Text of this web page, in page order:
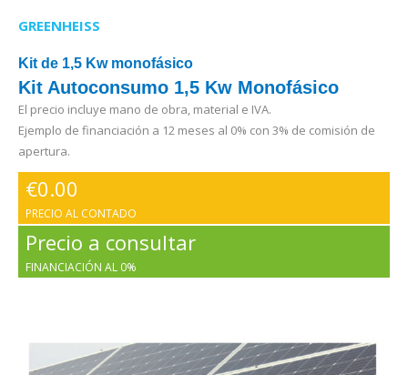
GREENHEISS
Kit de 1,5 Kw monofásico
Kit Autoconsumo 1,5 Kw Monofásico
El precio incluye mano de obra, material e IVA.
Ejemplo de financiación a 12 meses al 0% con 3% de comisión de
apertura.
€0.00
PRECIO AL CONTADO
Precio a consultar
FINANCIACIÓN AL 0%